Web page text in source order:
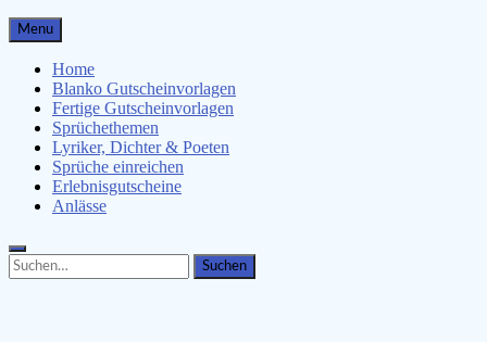
Gutscheinspruch.de
Gutscheinsprüche & Gutscheinvorlagen finden
Menu
Home
Blanko Gutscheinvorlagen
Fertige Gutscheinvorlagen
Sprüchethemen
Lyriker, Dichter & Poeten
Sprüche einreichen
Erlebnisgutscheine
Anlässe
Search
for:
Search